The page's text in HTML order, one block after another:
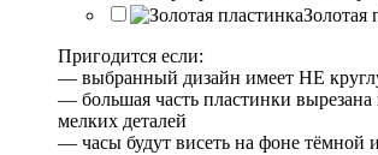
Золотая
Пригодится если:
— выбранный дизайн имеет НЕ
— большая часть пластинки
мелких деталей
— часы будут висеть на фоне тёмной